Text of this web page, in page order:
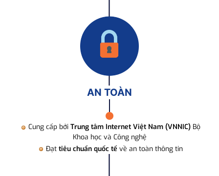
AN TOÀN
Cung cấp bởi Trung tâm Internet Việt Nam (VNNIC) Bộ
Khoa học và Công nghệ
Đạt tiêu chuẩn quốc tế về an toàn thông tin